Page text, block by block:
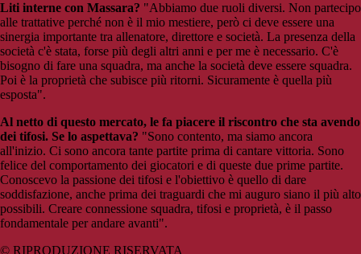
Liti interne con Massara? "Abbiamo due ruoli diversi. Non partecipo
alle trattative perché non è il mio mestiere, però ci deve essere una
sinergia importante tra allenatore, direttore e società. La presenza della
società c'è stata, forse più degli altri anni e per me è necessario. C'è
bisogno di fare una squadra, ma anche la società deve essere squadra.
Poi è la proprietà che subisce più ritorni. Sicuramente è quella più
esposta".
Al netto di questo mercato, le fa piacere il riscontro che sta avendo
dei tifosi. Se lo aspettava? "Sono contento, ma siamo ancora
all'inizio. Ci sono ancora tante partite prima di cantare vittoria. Sono
felice del comportamento dei giocatori e di queste due prime partite.
Conoscevo la passione dei tifosi e l'obiettivo è quello di dare
soddisfazione, anche prima dei traguardi che mi auguro siano il più alto
possibili. Creare connessione squadra, tifosi e proprietà, è il passo
fondamentale per andare avanti".
© RIPRODUZIONE RISERVATA